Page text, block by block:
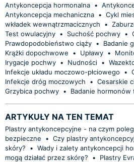
Antykoncepcja hormonalna •
Antykoncepcja mechaniczna • Cykl
wkładek wewnątrzmacicznych
•
Test owulacyjny • Suchość pochwy •
Prawdopodobieństwo ciąży • Badanie
Krążki dopochwowe
• Upławy •
Irygacje pochwy • Nudności •
Infekcje układu moczowo-płciowego
•
Infekcje dróg moczowych
• Cesarskie
Grzybica pochwy • Badanie hormonów
ARTYKUŁY NA TEN TEMAT
Plastry antykoncepcyjne - na czym
bezpieczne
• Czy plastry
skóry?
• Wady i zalety antykoncepcji
mogą działać przez skórę?
•
Plastry